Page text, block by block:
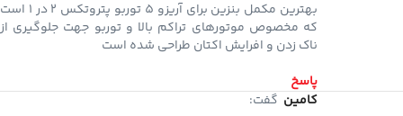
بهترین مکمل بنزین برای آریزو 5 توربو پتروتکس 2 در 1 است
که مخصوص موتورهای تراکم بالا و توربو جهت جلوگیری از
ناک زدن و افرایش اکتان طراحی شده است
پاسخ
كامين گفت: